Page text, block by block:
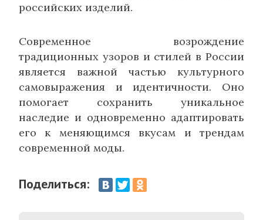
российских изделий.
Современное возрождение
традиционных узоров и стилей в России
является важной частью культурного
самовыражения и идентичности. Оно
помогает сохранить уникальное
наследие и одновременно адаптировать
его к меняющимся вкусам и трендам
современной моды.
Поделиться: